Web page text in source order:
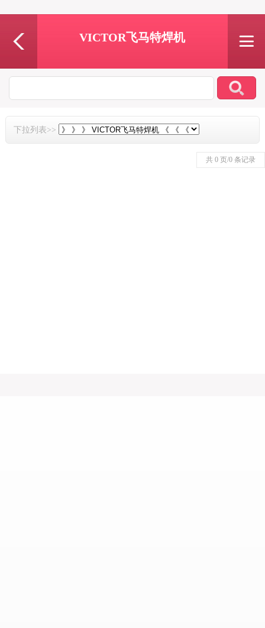
VICTOR飞马特焊机
下拉列表>>
共 0 页/0 条记录